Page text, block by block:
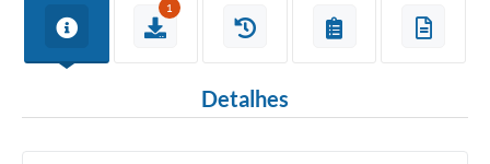
Ouvidoria
Links
Contato
1
Detalhes